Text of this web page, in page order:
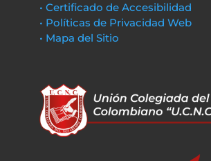
• Certificado de Accesibilidad
• Políticas de Privacidad Web
• Mapa del Sitio